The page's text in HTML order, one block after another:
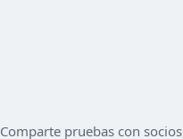
pruebas con